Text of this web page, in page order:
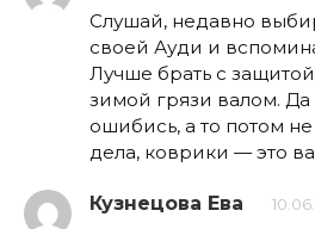
Слушай, недавно
своей Ауди и
Лучше брать с защитой
зимой грязи валом.
ошибись, а то потом не
дела, коврики — это
Кузнецова Ева